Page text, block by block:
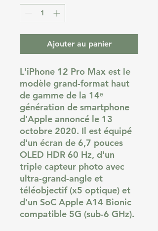
Ajouter au panier
L'iPhone 12 Pro Max est le
modèle grand-format haut
de gamme de la 14ᵉ
génération de smartphone
d'Apple annoncé le 13
octobre 2020. Il est équipé
d'un écran de 6,7 pouces
OLED HDR 60 Hz, d'un
triple capteur photo avec
ultra-grand-angle et
téléobjectif (x5 optique) et
d'un SoC Apple A14 Bionic
compatible 5G (sub-6 GHz).